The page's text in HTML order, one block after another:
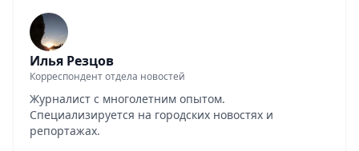
Илья Резцов
Корреспондент отдела новостей
Журналист с многолетним опытом.
Специализируется на городских новостях и
репортажах.